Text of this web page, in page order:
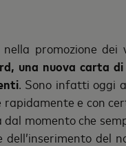
promozione dei
una nuova carta
. Sono infatti oggi
e con
momento che
del